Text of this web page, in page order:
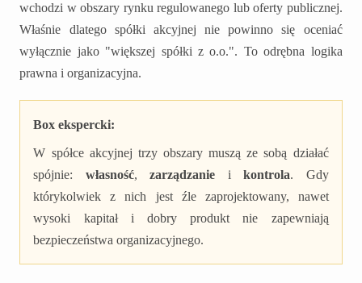
wchodzi w obszary rynku regulowanego lub oferty publicznej.
Właśnie dlatego spółki akcyjnej nie powinno się oceniać
wyłącznie jako "większej spółki z o.o.". To odrębna logika
prawna i organizacyjna.
Box ekspercki:
W spółce akcyjnej trzy obszary muszą ze sobą działać
spójnie: własność,zarządzanie ikontrola. Gdy
którykolwiek z nich jest źle zaprojektowany, nawet
wysoki kapitał i dobry produkt nie zapewniają
bezpieczeństwa organizacyjnego.